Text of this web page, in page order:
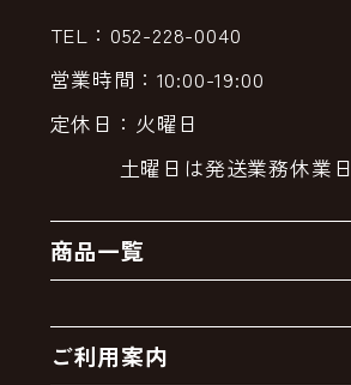
TEL：052-228-0040
営業時間：10:00-19:00
定休日：火曜日
土曜日は発送業務休業日
商品一覧
クーポン
ご利用案内